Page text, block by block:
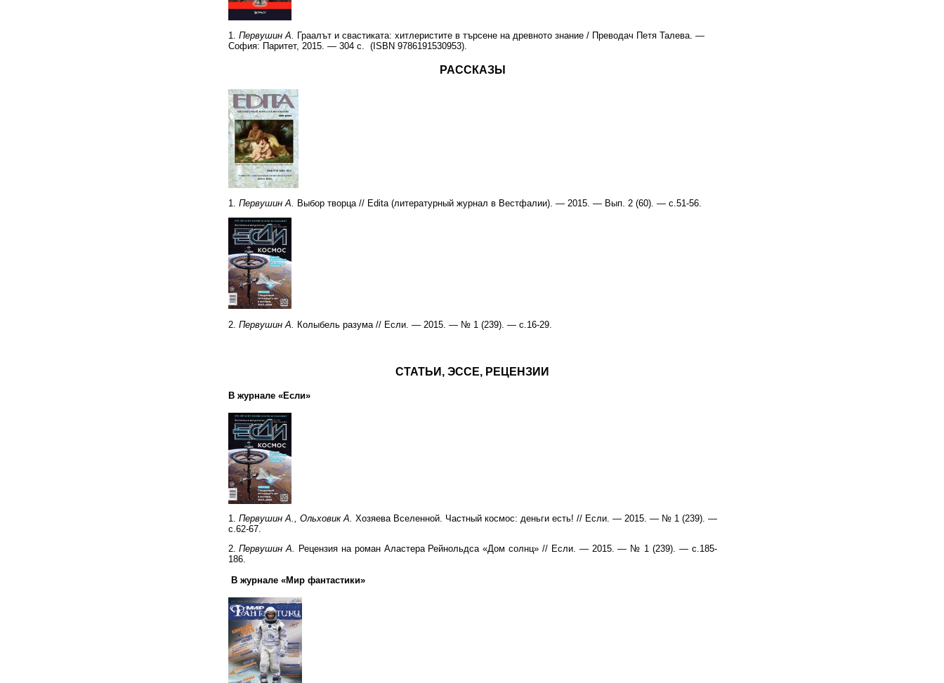
1. Первушин А.
Граалът и свастиката: хитлеристите в търсене на древното знание / Преводач Петя Талева. —
София: Паритет, 2015. — 304 с. (ISBN 9786191530953).
РАССКАЗЫ
1. Первушин А. Выбор творца // Edita (литературный журнал в Вестфалии). — 2015. — Вып. 2 (60). — с.51-56.
2. Первушин А. Колыбель разума // Если. — 2015. — № 1 (239). — с.16-29.
СТАТЬИ, ЭССЕ, РЕЦЕНЗИИ
В журнале «Если»
1. Первушин А., Ольховик А. Хозяева Вселенной. Частный космос: деньги есть! // Если. — 2015. — № 1 (239). —
с.62-67.
2. Первушин А. Рецензия на роман Аластера Рейнольдса «Дом солнц» // Если. — 2015. — № 1 (239). — с.185-
186.
В журнале «Мир фантастики»